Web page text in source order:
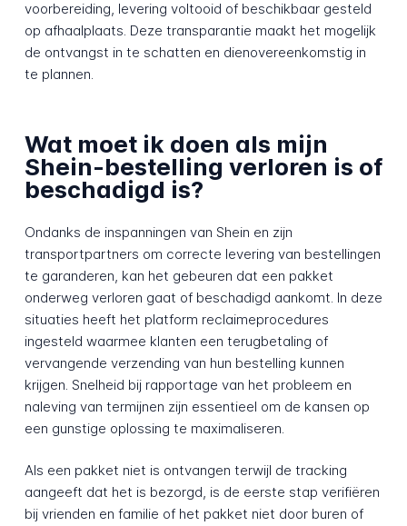
voorbereiding, levering voltooid of beschikbaar gesteld
op afhaalplaats. Deze transparantie maakt het mogelijk
de ontvangst in te schatten en dienovereenkomstig in
te plannen.
Wat moet ik doen als mijn
Shein-bestelling verloren is of
beschadigd is?
Ondanks de inspanningen van Shein en zijn
transportpartners om correcte levering van bestellingen
te garanderen, kan het gebeuren dat een pakket
onderweg verloren gaat of beschadigd aankomt. In deze
situaties heeft het platform reclaimeprocedures
ingesteld waarmee klanten een terugbetaling of
vervangende verzending van hun bestelling kunnen
krijgen. Snelheid bij rapportage van het probleem en
naleving van termijnen zijn essentieel om de kansen op
een gunstige oplossing te maximaliseren.
Als een pakket niet is ontvangen terwijl de tracking
aangeeft dat het is bezorgd, is de eerste stap verifiëren
bij vrienden en familie of het pakket niet door buren of